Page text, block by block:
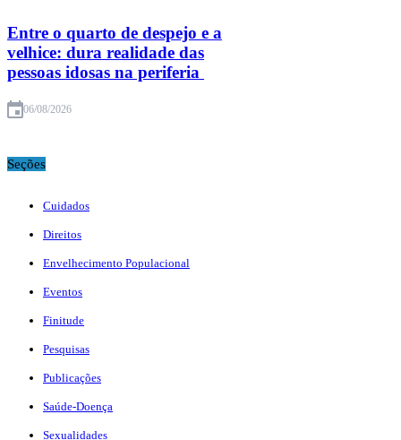
Entre o quarto de despejo e a
velhice: dura realidade das
pessoas idosas na periferia
06/08/2026
Seções
Cuidados
Direitos
Envelhecimento Populacional
Eventos
Finitude
Pesquisas
Publicações
Saúde-Doença
Sexualidades